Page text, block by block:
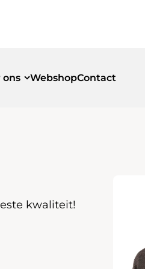
ons WebshopContact
kwaliteit!